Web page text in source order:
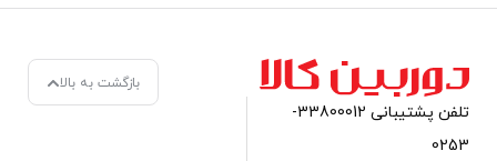
تلفن پشتیبانی 33800012-
بازگشت به بالا